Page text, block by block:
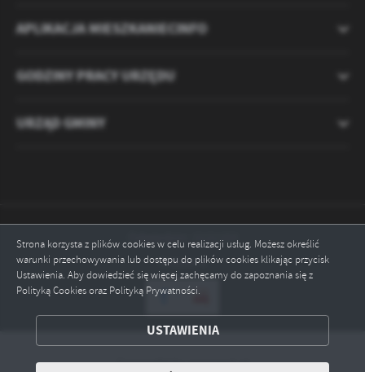
Strona korzysta z plików cookies w celu realizacji usług. Możesz określić
warunki przechowywania lub dostępu do plików cookies klikając przycisk
Ustawienia. Aby dowiedzieć się więcej zachęcamy do zapoznania się z
Polityką Cookies oraz Polityką Prywatności.
USTAWIENIA
ODRZUĆ WSZYSTKIE
APLIKACJA MIESZKANIECINFO
GODZINY PRACY URZĘDU
URZĄD GMINY
Odwiedzin: 2121153
Online: 6
Copyright by ryczywol.pl